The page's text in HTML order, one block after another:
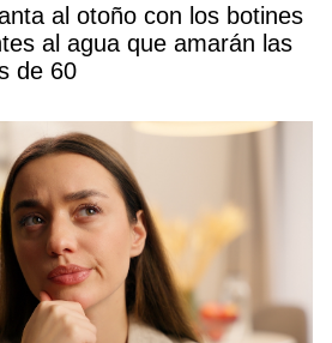
al otoño con los botines
al agua que amarán las
de 60